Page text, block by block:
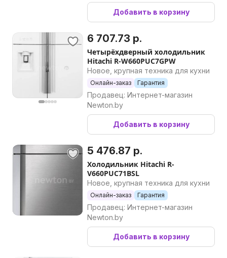
Добавить в корзину
6 707.73 р.
Четырёхдверный холодильник
Hitachi R-W660PUC7GPW
Новое, крупная техника для кухни
Онлайн-заказ Гарантия
Продавец: Интернет-магазин
Newton.by
Добавить в корзину
5 476.87 р.
Холодильник Hitachi R-
V660PUC71BSL
Новое, крупная техника для кухни
Онлайн-заказ Гарантия
Продавец: Интернет-магазин
Newton.by
Добавить в корзину